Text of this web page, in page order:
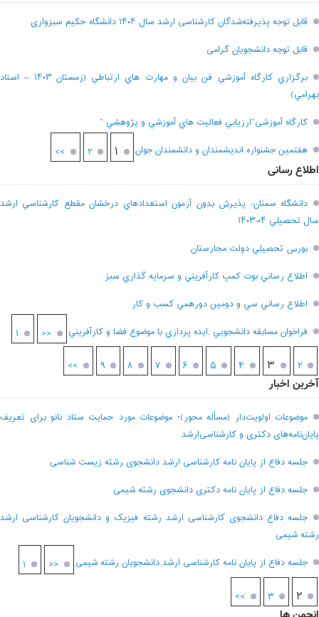
قابل توجه پذیرفته‌شدگان کارشناسی ارشد سال ۱۴۰۴ دانشگاه حکیم سبزواری
قابل توجه دانشجویان گرامی
برگزاري کارگاه آموزشي فن بيان و مهارت هاي ارتباطي (زمستان ۱۴۰۳ – استاد
بهرامي)
کارگاه آموزشی”ارزيابي فعاليت هاي آموزشي و پژوهشي “
هفتمين جشنواره انديشمندان و دانشمندان جوان
۱ ۲ >>
اطلاع رسانی
دانشگاه سمنان- پذيرش بدون آزمون استعدادهاي درخشان مقطع کارشناسي ارشد
سال تحصيلي ۰۴-۱۴۰۳
بورس تحصيلي دولت مجارستان
اطلاع رساني بوت کمپ کارآفريني و سرمايه گذاري سبز
اطلاع رساني سي و دومين دورهمي کسب و کار
فراخوان مسابقه دانشجويي ;ايده پردازي با موضوع فضا و کارآفريني
<< ۱
۲ ۳ ۴ ۵ ۶ ۷ ۸ ۹ >>
آخرین اخبار
موضوعات اولویت‌دار (مسأله محور)؛ موضوعات مورد حمایت ستاد نانو برای تعریف
پایان‌نامه‌های دکتری و کارشناسی‌ارشد
جلسه دفاع از پایان نامه کارشناسی ارشد دانشجوی رشته زیست شناسی
جلسه دفاع از پایان نامه دکتری دانشجوی رشته شیمی
جلسه دفاع دانشجوی کارشناسی ارشد رشته فیزیک و دانشجویان کارشناسی ارشد
رشته شیمی
جلسه دفاع از پایان نامه کارشناسی ارشد دانشجویان رشته شیمی
<< ۱
۲ ۳ >>